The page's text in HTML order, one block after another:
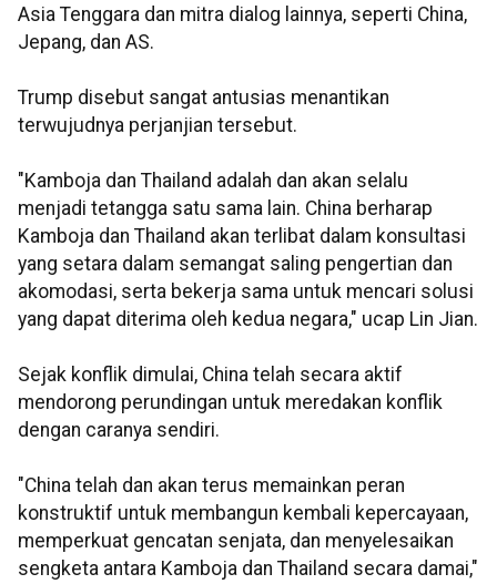
Asia Tenggara dan mitra dialog lainnya, seperti China,
Jepang, dan AS.
Trump disebut sangat antusias menantikan
terwujudnya perjanjian tersebut.
"Kamboja dan Thailand adalah dan akan selalu
menjadi tetangga satu sama lain. China berharap
Kamboja dan Thailand akan terlibat dalam konsultasi
yang setara dalam semangat saling pengertian dan
akomodasi, serta bekerja sama untuk mencari solusi
yang dapat diterima oleh kedua negara," ucap Lin Jian.
Sejak konflik dimulai, China telah secara aktif
mendorong perundingan untuk meredakan konflik
dengan caranya sendiri.
"China telah dan akan terus memainkan peran
konstruktif untuk membangun kembali kepercayaan,
memperkuat gencatan senjata, dan menyelesaikan
sengketa antara Kamboja dan Thailand secara damai,"